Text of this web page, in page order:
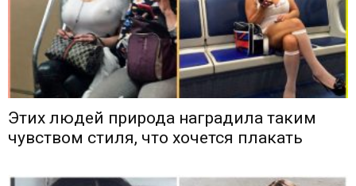
Этих людей природа наградила таким
чувством стиля, что хочется плакать